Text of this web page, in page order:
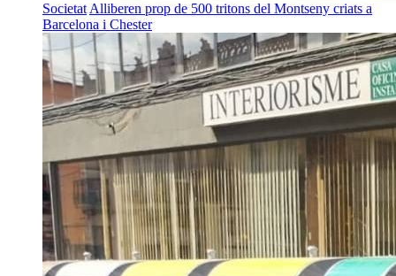
Societat Alliberen prop de 500 tritons del Montseny criats a
Barcelona i Chester